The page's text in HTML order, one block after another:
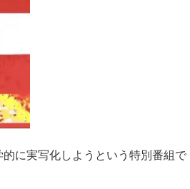
に実写化しようという特別番組で